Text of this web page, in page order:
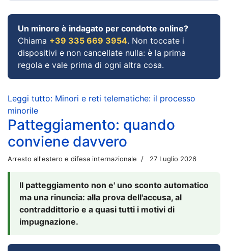
Un minore è indagato per condotte online?
Chiama +39 335 669 3954. Non toccate i
dispositivi e non cancellate nulla: è la prima
regola e vale prima di ogni altra cosa.
Leggi tutto: Minori e reti telematiche: il processo
minorile
Patteggiamento: quando
conviene davvero
Arresto all'estero e difesa internazionale 27 Luglio 2026
Il patteggiamento non e' uno sconto automatico
ma una rinuncia: alla prova dell'accusa, al
contraddittorio e a quasi tutti i motivi di
impugnazione.